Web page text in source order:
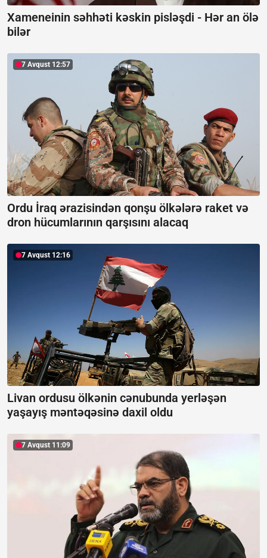
Xameneinin səhhəti kəskin pisləşdi - Hər an ölə
bilər
7 Avqust 12:57
Ordu İraq ərazisindən qonşu ölkələrə raket və
dron hücumlarının qarşısını alacaq
7 Avqust 12:16
Livan ordusu ölkənin cənubunda yerləşən
yaşayış məntəqəsinə daxil oldu
7 Avqust 11:09